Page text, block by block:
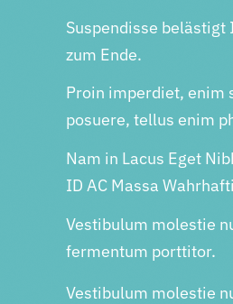
Suspendisse belästigt
zum Ende.
Proin imperdiet, enim
posuere, tellus enim
Nam in Lacus Eget
ID AC Massa
Vestibulum molestie
fermentum porttitor.
Vestibulum molestie